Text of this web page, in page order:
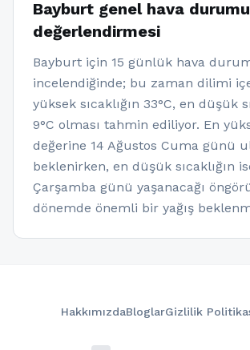
Bayburt genel hava durumu
değerlendirmesi
Bayburt için 15 günlük hava
incelendiğinde; bu zaman dilimi
yüksek sıcaklığın 33°C, en düşük
9°C olması tahmin ediliyor. En
değerine 14 Ağustos Cuma günü
beklenirken, en düşük sıcaklığın
Çarşamba günü yaşanacağı
dönemde önemli bir yağış
HakkımızdaBloglarGizlilik